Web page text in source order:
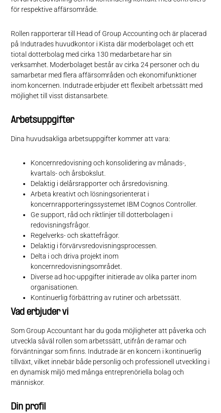
för respektive affärsområde.
Rollen rapporterar till Head of Group Accounting och är placerad
på Indutrades huvudkontor i Kista där moderbolaget och ett
tiotal dotterbolag med cirka 130 medarbetare har sin
verksamhet. Moderbolaget består av cirka 24 personer och du
samarbetar med flera affärsområden och ekonomifunktioner
inom koncernen. Indutrade erbjuder ett flexibelt arbetssätt med
möjlighet till visst distansarbete.
Arbetsuppgifter
Dina huvudsakliga arbetsuppgifter kommer att vara:
Koncernredovisning och konsolidering av månads-,
kvartals- och årsbokslut.
Delaktig i delårsrapporter och årsredovisning.
Arbeta kreativt och lösningsorienterat i
koncernrapporteringssystemet IBM Cognos Controller.
Ge support, råd och riktlinjer till dotterbolagen i
redovisningsfrågor.
Regelverks- och skattefrågor.
Delaktig i förvärvsredovisningsprocessen.
Delta i och driva projekt inom
koncernredovisningsområdet.
Diverse ad hoc-uppgifter initierade av olika parter inom
organisationen.
Kontinuerlig förbättring av rutiner och arbetssätt.
Vad erbjuder vi
Som Group Accountant har du goda möjligheter att påverka och
utveckla såväl rollen som arbetssätt, utifrån de ramar och
förväntningar som finns. Indutrade är en koncern i kontinuerlig
tillväxt, vilket innebär både personlig och professionell utveckling i
en dynamisk miljö med många entreprenöriella bolag och
människor.
Din profil